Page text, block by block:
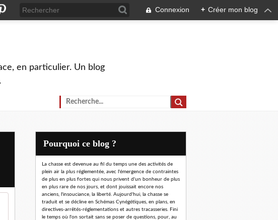
Connexion + Créer mon blog
en particulier. Un blog
Pourquoi ce blog ?
La chasse est devenue au fil du temps une des activités de
plein air la plus réglementée, avec l'émergence de contraintes
de plus en plus fortes qui nous privent d'un bonheur de plus
en plus rare de nos jours, et dont jouissait encore nos
anciens, l'insouciance, la liberté. Aujourd'hui, la chasse se
traduit et se décline en Schémas Cynégétiques, en plans, en
directives-arrêtés-réglementations et autres tracasseries. Fini
le temps où l'on sortait sans se poser de questions, pour, au